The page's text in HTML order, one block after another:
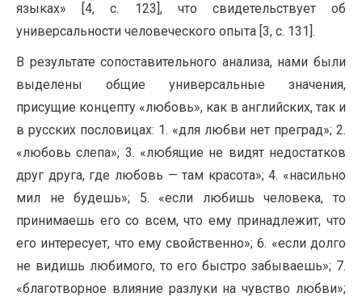
языках» [4, с. 123], что свидетельствует об
универсальности человеческого опыта [3, с. 131].
В результате сопоставительного анализа, нами были
выделены общие универсальные значения,
присущие концепту «любовь», как в английских, так и
в русских пословицах: 1. «для любви нет преград»; 2.
«любовь слепа»; 3. «любящие не видят недостатков
друг друга, где любовь — там красота»; 4. «насильно
мил не будешь»; 5. «если любишь человека, то
принимаешь его со всем, что ему принадлежит, что
его интересует, что ему свойственно»; 6. «если долго
не видишь любимого, то его быстро забываешь»; 7.
«благотворное влияние разлуки на чувство любви»;